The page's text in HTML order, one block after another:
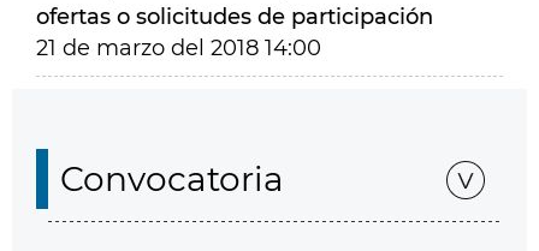
ofertas o solicitudes de participación
21 de marzo del 2018 14:00
Convocatoria